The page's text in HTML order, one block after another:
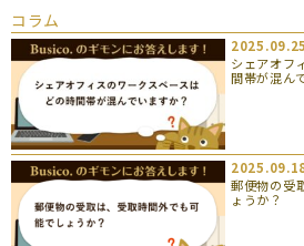
コラム
2025.09.25
シェアオフ
間帯が混ん
郵便物の受
ょうか？